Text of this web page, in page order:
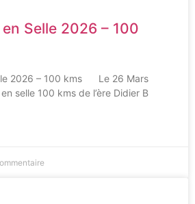
en Selle 2026 – 100
2026 – 100 kms Le 26 Mars
selle 100 kms de l’ère Didier B